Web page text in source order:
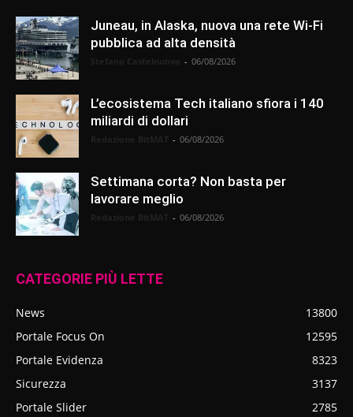
Juneau, in Alaska, nuova una rete Wi-Fi
pubblica ad alta densità
- 06/08/2026
L’ecosistema Tech italiano sfiora i 140
miliardi di dollari
- 06/08/2026
Settimana corta? Non basta per
lavorare meglio
- 06/08/2026
CATEGORIE PIÙ LETTE
News
13800
Portale Focus On
12595
Portale Evidenza
8323
Sicurezza
3137
Portale Slider
2785